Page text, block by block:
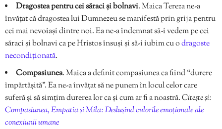
Dragostea pentru cei săraci și bolnavi. Maica Tereza ne-a
învățat că dragostea lui Dumnezeu se manifestă prin grija pentru
cei mai nevoiași dintre noi. Ea ne-a îndemnat să-i vedem pe cei
săraci și bolnavi ca pe Hristos însuși și să-i iubim cu odragoste
necondiționată.
Compasiunea. Maica a definit compasiunea ca fiind “durere
împărtășită”. Ea ne-a învățat să ne punem în locul celor care
suferă și să simțim durerea lor ca și cum ar fi a noastră.Citește și:
Compasiunea, Empatia și Mila: Deslușind culorile emoționale ale
conexiunii umane